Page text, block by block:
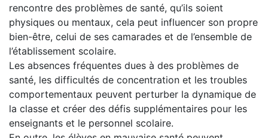
rencontre des problèmes de santé, qu’ils soient
physiques ou mentaux, cela peut influencer son propre
bien-être, celui de ses camarades et de l’ensemble de
l’établissement scolaire.
Les absences fréquentes dues à des problèmes de
santé, les difficultés de concentration et les troubles
comportementaux peuvent perturber la dynamique de
la classe et créer des défis supplémentaires pour les
enseignants et le personnel scolaire.